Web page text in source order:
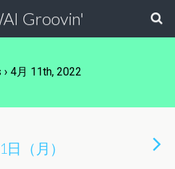
Groovin'
4月 11th, 2022
（月）